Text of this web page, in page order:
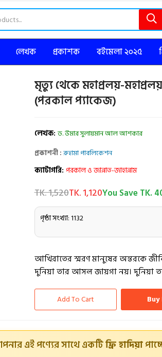
লেখক প্রকাশক বইমেলা ২০২৫
মৃত্যু থেকে মহাপ্রলয়-
(পরকাল প্যাকেজ)
লেখক: ড. উমার সুলায়মান আল আশকার
প্রকাশনী :রুহামা পাবলিকেশন
ক্যাটাগরি: পরকাল ও জান্নাত-জাহান্নাম
TK. 1,520TK. 1,120You Save TK.
পৃষ্ঠা সংখ্যা: 1132
আখিরাতের স্মরণ মানুষের অন্তরকে
দুনিয়া তার আসল জায়গা নয়। দুনিয়া
Add To Cart
এই পণ্যের সাথে একটিফ্রি হাদিয়া